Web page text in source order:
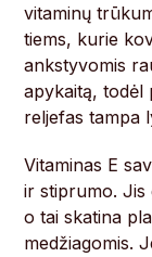
vitaminų
tiems, kurie
ankstyvomis
apykaitą, todėl
reljefas tampa
Vitaminas E
ir stiprumo. Jis
o tai skatina
medžiagomis.